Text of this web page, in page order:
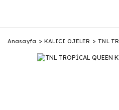
Anasayfa KALICI OJELER TNL